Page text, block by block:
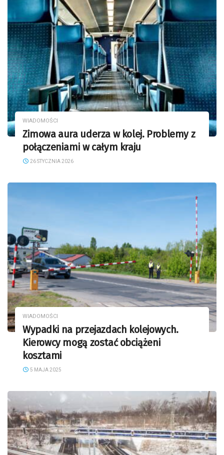
WIADOMOŚCI
Zimowa aura uderza w kolej. Problemy z
połączeniami w całym kraju
26 STYCZNIA 2026
WIADOMOŚCI
Wypadki na przejazdach kolejowych.
Kierowcy mogą zostać obciążeni
kosztami
5 MAJA 2025